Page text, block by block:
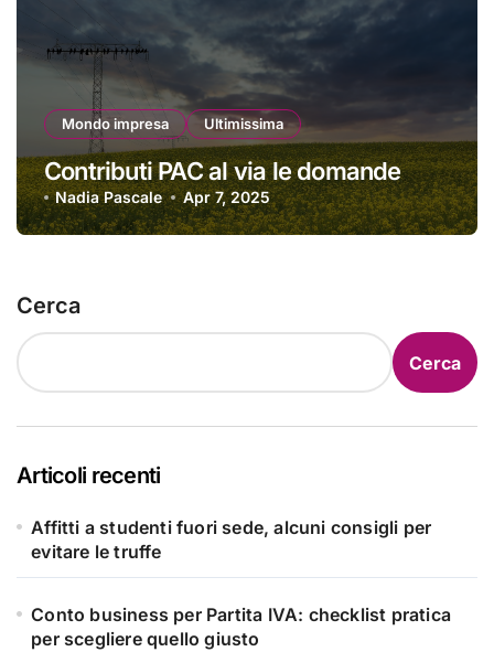
Mondo impresa Ultimissima
Contributi PAC al via le domande
Nadia Pascale Apr 7, 2025
Cerca
Cerca
Articoli recenti
Affitti a studenti fuori sede, alcuni consigli per
evitare le truffe
Conto business per Partita IVA: checklist pratica
per scegliere quello giusto